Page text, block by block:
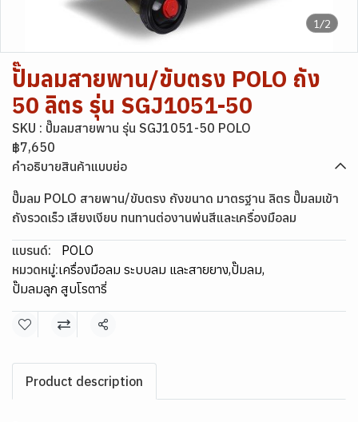
1/2
ปั๊มลมสายพาน/ขับตรง POLO ถัง
50 ลิตร รุ่น SGJ1051-50
SKU : ปั๊มลมสายพาน รุ่น SGJ1051-50 POLO
฿7,650
คำอธิบายสินค้าแบบย่อ
ปั๊มลม POLO สายพาน/ขับตรง ถังขนาด มาตรฐาน ลิตร ปั๊มลมเข้า
ถังรวดเร็ว เสียงเงียบ ทนทานต่องานพ่นสีและเครื่องมือลม
แบรนด์:
POLO
หมวดหมู่:เครื่องมือลม ระบบลม และสายยาง,ปั๊มลม,
ปั๊มลมลูก สูบ โรตารี่
แชร์
Product description